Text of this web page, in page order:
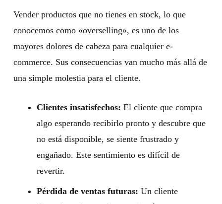
Vender productos que no tienes en stock, lo que
conocemos como «overselling», es uno de los
mayores dolores de cabeza para cualquier e-
commerce. Sus consecuencias van mucho más allá de
una simple molestia para el cliente.
Clientes insatisfechos: El cliente que compra
algo esperando recibirlo pronto y descubre que
no está disponible, se siente frustrado y
engañado. Este sentimiento es difícil de
revertir.
Pérdida de ventas futuras: Un cliente